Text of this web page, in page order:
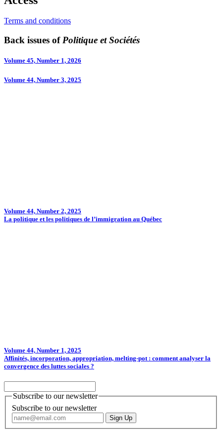
Terms and conditions
Back issues of Politique et Sociétés
Volume 45, Number 1, 2026
Volume 44, Number 3, 2025
Volume 44, Number 2, 2025
La politique et les politiques de l’immigration au Québec
Volume 44, Number 1, 2025
Affinités, incorporation, appropriation, melting-pot : comment analyser la
convergence des luttes sociales ?
Subscribe to our newsletter
Subscribe to our newsletter